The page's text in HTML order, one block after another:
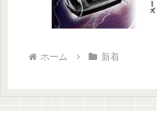
ホーム 新着